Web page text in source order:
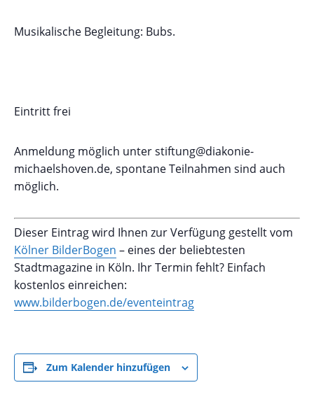
Musikalische Begleitung: Bubs.
Eintritt frei
Anmeldung möglich unter stiftung@diakonie-
michaelshoven.de, spontane Teilnahmen sind auch
möglich.
Dieser Eintrag wird Ihnen zur Verfügung gestellt vom
Kölner BilderBogen – eines der beliebtesten
Stadtmagazine in Köln. Ihr Termin fehlt? Einfach
kostenlos einreichen:
www.bilderbogen.de/eventeintrag
Zum Kalender hinzufügen